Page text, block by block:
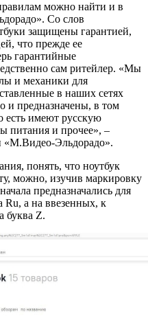
можно найти и в
Со слов
защищены гарантией,
что прежде ее
гарантийные
сам ритейлер. «Мы
и механики для
в наших сетях
и предназначены, в том
есть имеют русскую
питания и прочее», –
«М.Видео-Эльдорадо».
понять, что ноутбук
можно, изучив маркировку
предназначались для
Ru, а на ввезенных, к
буква Z.